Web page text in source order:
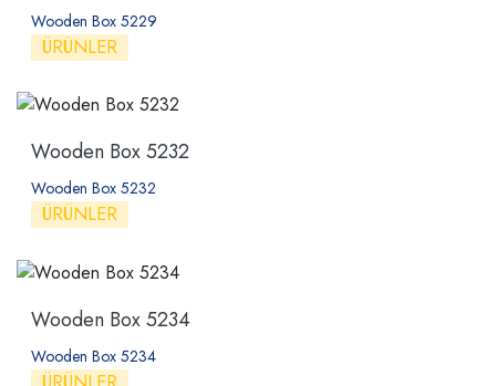
Wooden Box 5229
ÜRÜNLER
Wooden Box 5232
Wooden Box 5232
ÜRÜNLER
Wooden Box 5234
Wooden Box 5234